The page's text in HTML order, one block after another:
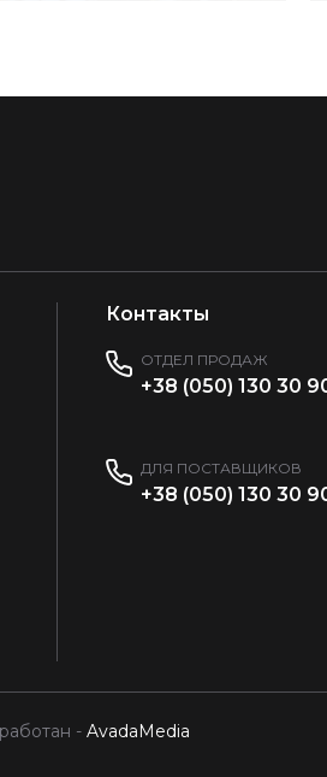
Контакты
ОТДЕЛ ПРОДАЖ
+38 (050) 130 30
ДЛЯ ПОСТАВЩИКОВ
+38 (050) 130 30
-AvadaMedia